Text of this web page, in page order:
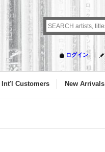
ログイン
Int'l Customers New Arrivals